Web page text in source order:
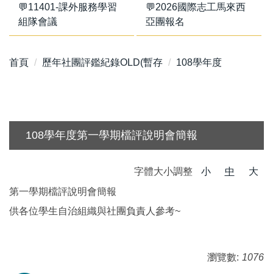
💬11401-課外服務學習
組隊會議
💬2026國際志工馬來西
亞團報名
首頁 歷年社團評鑑紀錄OLD(暫存 108學年度
108學年度第一學期檔評說明會簡報
字體大小調整 小 中
大
第一學期檔評說明會簡報
供各位學生自治組織與社團負責人參考~
瀏覽數: 1076